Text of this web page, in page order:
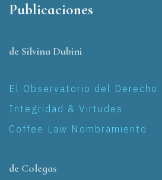
Publicaciones
de Silvina Dubini
El Observatorio del Derecho
Integridad & Virtudes
Coffee Law Nombramiento
de Colegas